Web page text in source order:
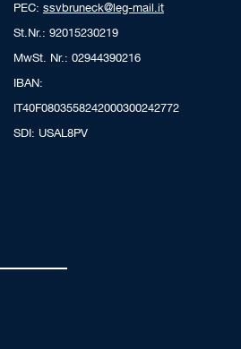
PEC: ssvbruneck@leg-mail.it
St.Nr.: 92015230219
MwSt. Nr.: 02944390216
IBAN:
IT40F0803558242000300242772
SDI: USAL8PV